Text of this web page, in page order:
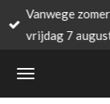
Ga
direct
de
Vanwege
vrijdag 7